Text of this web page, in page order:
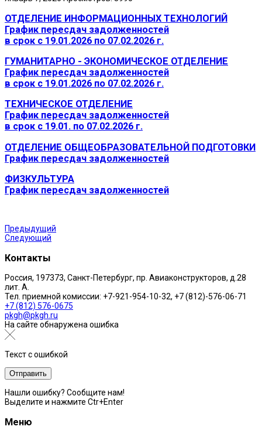
ОТДЕЛЕНИЕ ИНФОРМАЦИОННЫХ ТЕХНОЛОГИЙ
График пересдач задолженностей
в срок с 19.01.2026 по 07.02.2026 г.
ГУМАНИТАРНО - ЭКОНОМИЧЕСКОЕ ОТДЕЛЕНИЕ
График пересдач задолженностей
в срок с 19.01.2026 по 07.02.2026 г.
ТЕХНИЧЕСКОЕ ОТДЕЛЕНИЕ
График пересдач задолженностей
в срок с 19.01. по 07.02.2026 г.
ОТДЕЛЕНИЕ ОБЩЕОБРАЗОВАТЕЛЬНОЙ ПОДГОТОВКИ
График пересдач задолженностей
ФИЗКУЛЬТУРА
График пересдач задолженностей
Предыдущий
Следующий
Контакты
Россия, 197373, Санкт-Петербург, пр. Авиаконструкторов, д.28
лит. A.
Тел. приемной комиссии: +7-921-954-10-32, +7 (812)-576-06-71
+7 (812) 576-0675
pkgh@pkgh.ru
На сайте обнаружена ошибка
Текст с ошибкой
Нашли ошибку? Сообщите нам!
Выделите и нажмите Ctr+Enter
Меню